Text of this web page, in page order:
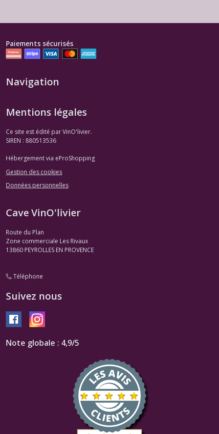
Paiements sécurisés
Navigation
Mentions légales
Ce site est édité par VinO'livier.
SIREN : 880513536
Hébergement via eProShopping
Gestion des cookies
Données personnelles
Cave VinO'livier
Route du Plan
Zone commerciale Les Rivaux
13860 PEYROLLES EN PROVENCE
Téléphone
Suivez nous
Note globale : 4,9/5